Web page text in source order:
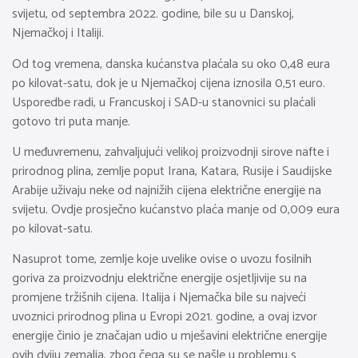
svijetu, od septembra 2022. godine, bile su u Danskoj,
Njemačkoj i Italiji.
Od tog vremena, danska kućanstva plaćala su oko 0,48 eura
po kilovat-satu, dok je u Njemačkoj cijena iznosila 0,51 euro.
Usporedbe radi, u Francuskoj i SAD-u stanovnici su plaćali
gotovo tri puta manje.
U međuvremenu, zahvaljujući velikoj proizvodnji sirove nafte i
prirodnog plina, zemlje poput Irana, Katara, Rusije i Saudijske
Arabije uživaju neke od najnižih cijena električne energije na
svijetu. Ovdje prosječno kućanstvo plaća manje od 0,009 eura
po kilovat-satu.
Nasuprot tome, zemlje koje uvelike ovise o uvozu fosilnih
goriva za proizvodnju električne energije osjetljivije su na
promjene tržišnih cijena. Italija i Njemačka bile su najveći
uvoznici prirodnog plina u Evropi 2021. godine, a ovaj izvor
energije činio je značajan udio u mješavini električne energije